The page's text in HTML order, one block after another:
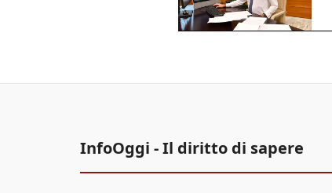
InfoOggi - Il diritto di sapere